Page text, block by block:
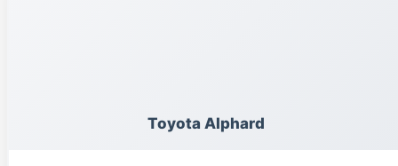
Toyota Alphard